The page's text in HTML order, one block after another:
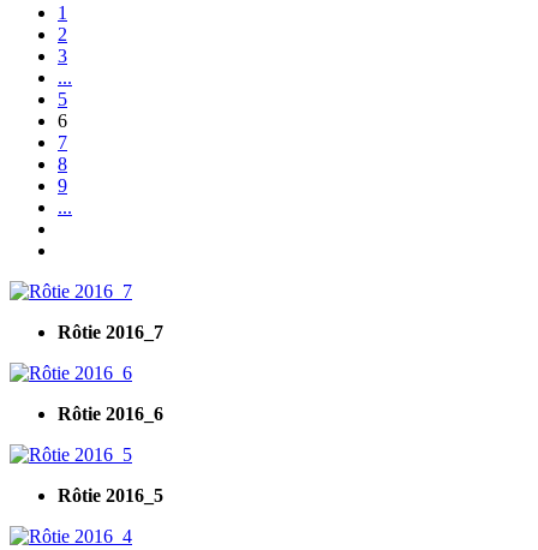
1
2
3
...
5
6
7
8
9
...
Rôtie 2016_7
Rôtie 2016_6
Rôtie 2016_5